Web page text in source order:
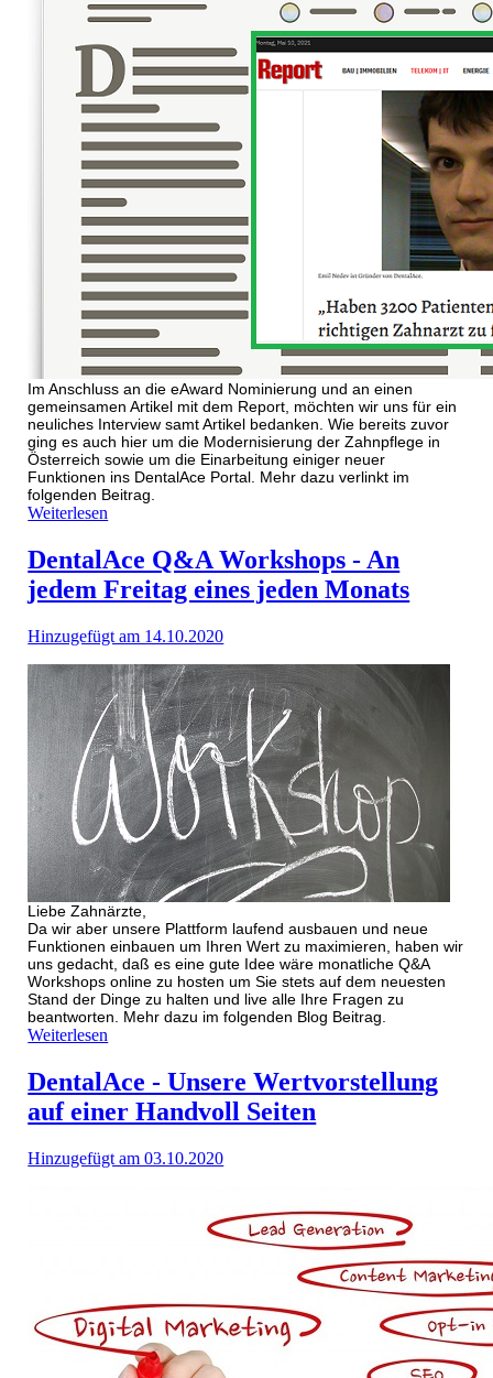
Im Anschluss an die eAward Nominierung und an einen
gemeinsamen Artikel mit dem Report, möchten wir uns für ein
neuliches Interview samt Artikel bedanken. Wie bereits zuvor
ging es auch hier um die Modernisierung der Zahnpflege in
Österreich sowie um die Einarbeitung einiger neuer
Funktionen ins DentalAce Portal. Mehr dazu verlinkt im
folgenden Beitrag.
Weiterlesen
DentalAce Q&A Workshops - An
jedem Freitag eines jeden Monats
Hinzugefügt am 14.10.2020
Liebe Zahnärzte,
Da wir aber unsere Plattform laufend ausbauen und neue
Funktionen einbauen um Ihren Wert zu maximieren, haben wir
uns gedacht, daß es eine gute Idee wäre monatliche Q&A
Workshops online zu hosten um Sie stets auf dem neuesten
Stand der Dinge zu halten und live alle Ihre Fragen zu
beantworten. Mehr dazu im folgenden Blog Beitrag.
Weiterlesen
DentalAce - Unsere Wertvorstellung
auf einer Handvoll Seiten
Hinzugefügt am 03.10.2020